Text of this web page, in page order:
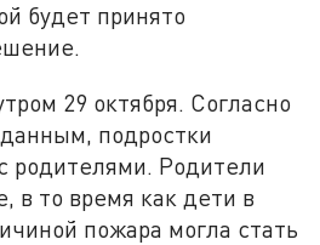
будет принято
29 октября. Согласно
подростки
родителями. Родители
в то время как дети в
пожара могла стать